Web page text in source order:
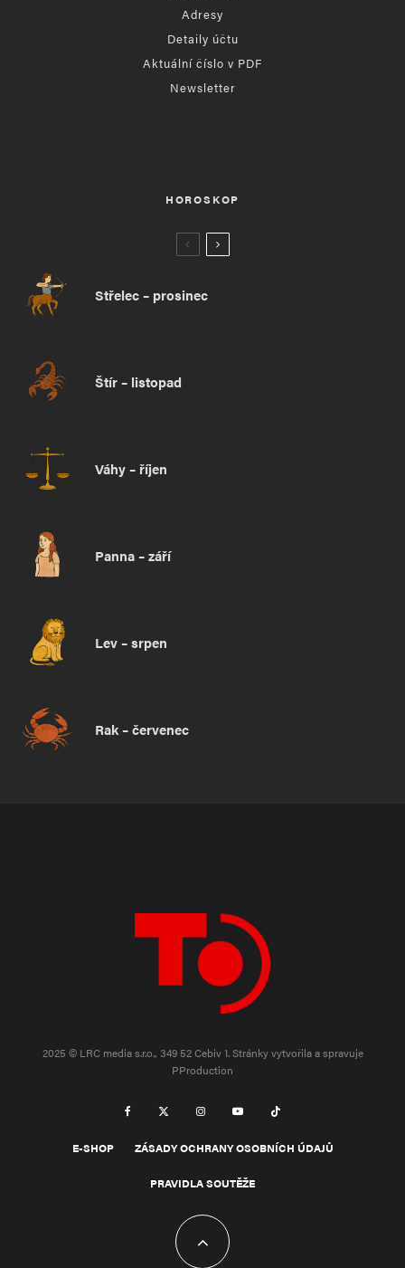
Adresy
Detaily účtu
Aktuální číslo v PDF
Newsletter
HOROSKOP
Střelec – prosinec
Štír – listopad
Váhy – říjen
Panna – září
Lev – srpen
Rak – červenec
2025 © LRC media s.r.o., 349 52 Cebiv 1.Stránky vytvořila a spravuje
PProduction
E-SHOP ZÁSADY OCHRANY OSOBNÍCH ÚDAJŮ
PRAVIDLA SOUTĚŽE